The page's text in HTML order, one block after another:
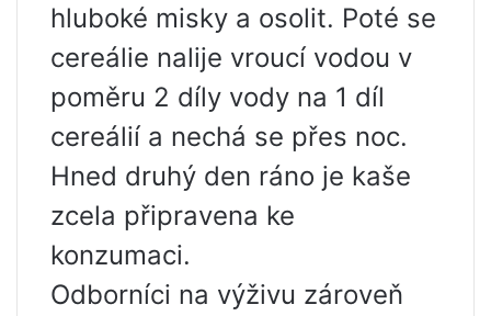
hluboké misky a osolit. Poté se
cereálie nalije vroucí vodou v
poměru 2 díly vody na 1 díl
cereálií a nechá se přes noc.
Hned druhý den ráno je kaše
zcela připravena ke
konzumaci.
Odborníci na výživu zároveň